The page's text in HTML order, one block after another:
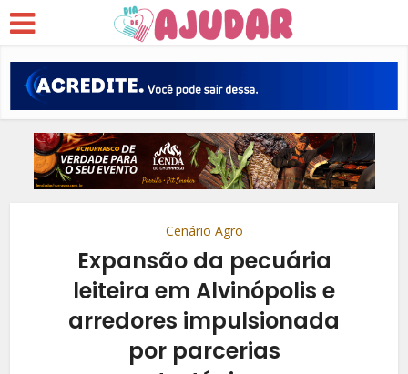
Cenário Agro
Expansão da pecuária
leiteira em Alvinópolis e
arredores impulsionada
por parcerias